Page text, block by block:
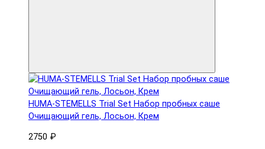
HUMA-STEMELLS Trial Set Набор пробных саше
Очищающий гель, Лосьон, Крем
2750 ₽